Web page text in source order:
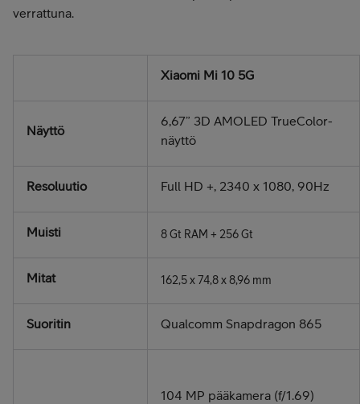
verrattuna.
Xiaomi Mi 10 5G
Näyttö
6,67” 3D AMOLED TrueColor-
näyttö
Resoluutio Full HD +, 2340 x 1080, 90Hz
Muisti 8 Gt RAM + 256 Gt
Mitat 162,5 x 74,8 x 8,96 mm
Suoritin Qualcomm Snapdragon 865
104 MP pääkamera (f/1.69)